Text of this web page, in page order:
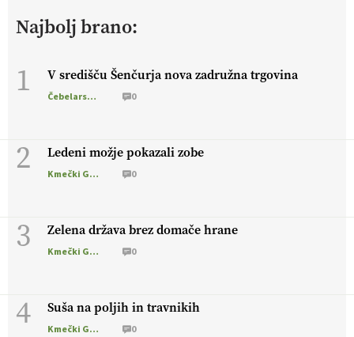
https://t.co/PX49GVsP1M @EUAgri #IMCAP #CAP
https://t.co/a1xatzEeid
reklama?
PRISLUHNITE
@EUAgri #imcap #cap #eco #skp
#vlog https://t.co/yev5PreiJu
Najbolj brano:
1 V središču Šenčurja nova zadružna trgovina
Čebelarstvo 0
2 Ledeni možje pokazali zobe
Kmečki Glas 0
3 Zelena država brez domače hrane
Kmečki Glas 0
4 Suša na poljih in travnikih
Kmečki Glas 0